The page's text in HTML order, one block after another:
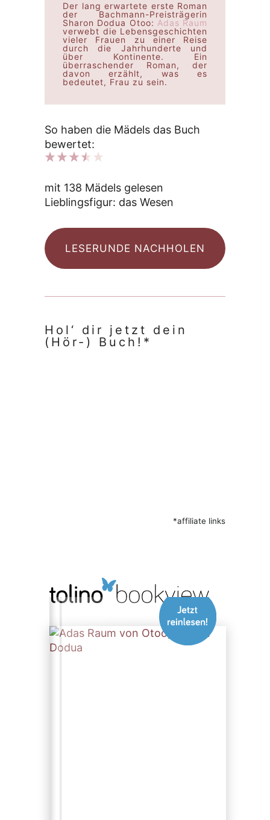
Der lang erwartete erste Roman
der Bachmann-Preisträgerin
Sharon Dodua Otoo: Adas Raum
verwebt die Lebensgeschichten
vieler Frauen zu einer Reise
durch die Jahrhunderte und
über Kontinente. Ein
überraschender Roman, der
davon erzählt, was es
bedeutet, Frau zu sein.
So haben die Mädels das Buch
bewertet:
mit 138 Mädels gelesen
Lieblingsfigur: das Wesen
LESERUNDE NACHHOLEN
Hol‘ dir jetzt dein
(Hör-) Buch!*
*affiliate links